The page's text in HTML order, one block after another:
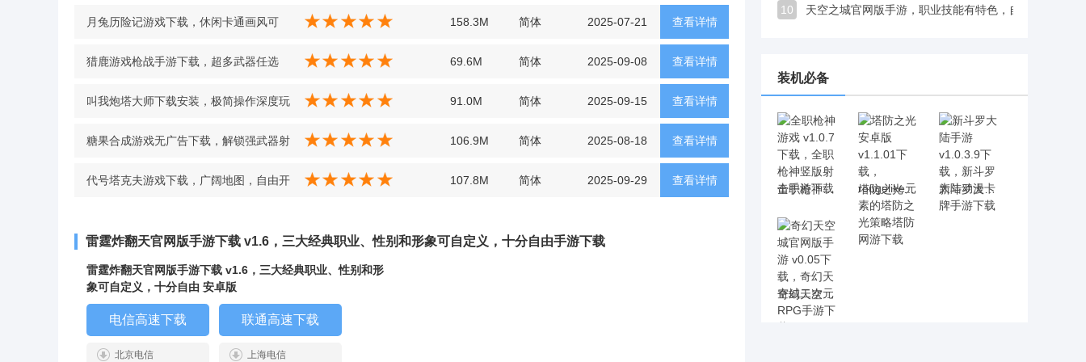
查看详情
月兔历险记游戏下载，休闲卡通画风可
爱，农场经营体验超治愈 v2.0.0
158.3M 简体 2025-07-21
查看详情
猎鹿游戏枪战手游下载，超多武器任选
择，解锁强武提升狩猎成功率 v1.0.1 安卓
69.6M 简体 2025-09-08
查看详情
叫我炮塔大师下载安装，极简操作深度玩
法，BOSS挑战火力全开 v0.4.33 中文版
91.0M 简体 2025-09-15
查看详情
糖果合成游戏无广告下载，解锁强武器射
僵尸追逃犯，同伴存活成就感拉满
106.9M 简体 2025-08-18
查看详情
代号塔克夫游戏下载，广阔地图，自由开 107.8M 简体 2025-09-29
雷霆炸翻天官网版手游下载 v1.6，三大经典职业、性别和形象可自定义，十分自由手游下载
雷霆炸翻天官网版手游下载 v1.6，三大经典职业、性别和形
象可自定义，十分自由 安卓版
电信高速下载 联通高速下载
北京电信 上海电信
10
装机必备
全职枪神游戏 v1.0.7下载，全职枪神竖版射击手游下载 塔防之光安卓版 v1.1.01下载，rougelike元素的塔防之光策略塔防网游下载 新斗罗大陆手游 v1.0.3.9下载，新斗罗大陆动漫卡牌手游下载
奇幻天空城官网版手游 v0.05下载，奇幻天空城二次元RPG手游下载